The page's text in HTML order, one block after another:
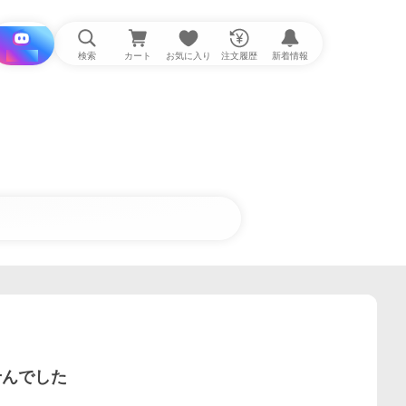
i と探す 検索 カート お気に入り 注文履歴 新着情報
でした